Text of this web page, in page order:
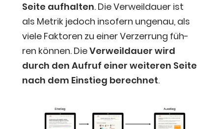
Sei­te auf­hal­ten. Die Ver­weil­dau­er ist
als Metrik jedoch inso­fern unge­nau, als
vie­le Fak­to­ren zu einer Ver­zer­rung füh­
ren kön­nen. DieVer­weil­dau­er wird
durch den Auf­ruf einer wei­te­ren Sei­te
nach dem Ein­stieg berech­net.